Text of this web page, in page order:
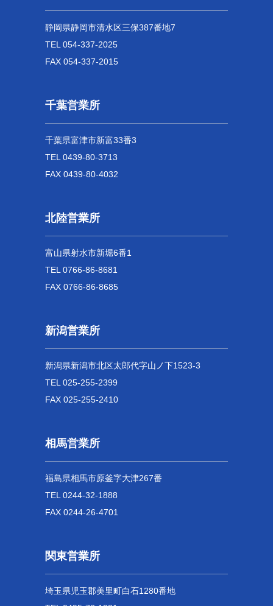
静岡県静岡市清水区三保387番地7
TEL 054-337-2025
FAX 054-337-2015
千葉営業所
千葉県富津市新富33番3
TEL 0439-80-3713
FAX 0439-80-4032
北陸営業所
富山県射水市新堀6番1
TEL 0766-86-8681
FAX 0766-86-8685
新潟営業所
新潟県新潟市北区太郎代字山ノ下1523-3
TEL 025-255-2399
FAX 025-255-2410
相馬営業所
福島県相馬市原釜字大津267番
TEL 0244-32-1888
FAX 0244-26-4701
関東営業所
埼玉県児玉郡美里町白石1280番地